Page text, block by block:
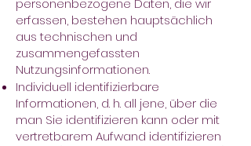
personenbezogene Daten, die wir
erfassen, bestehen hauptsächlich
aus technischen und
zusammengefassten
Nutzungsinformationen.
Individuell identifizierbare
Informationen, d. h. all jene, über die
man Sie identifizieren kann oder mit
vertretbarem Aufwand identifizieren